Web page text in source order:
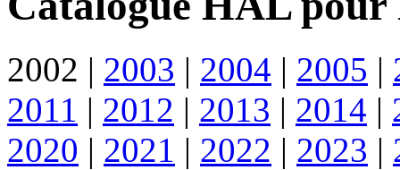
2002 | 2003 | 2004 | 2005 |
2011 | 2012 | 2013 | 2014 |
2020 | 2021 | 2022 | 2023 |